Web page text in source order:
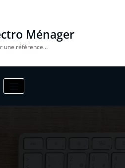
Ménager
une référence…